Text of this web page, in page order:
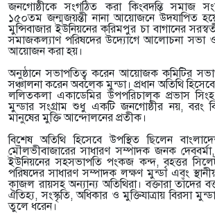
জনগোষ্ঠীকে সংগঠিত করা কিংবদন্তি সমাজ
১৫০তম জন্মজয়ন্তী নানা আয়োজনে উদযাপিত
মুন্সিবাজার ইউনিয়নের করিমপুর চা বাগানের
সমাজকল্যাণ পরিষদের উদ্যোগে আলোচনা সভা ও
আয়োজন করা হয়।
অনুষ্ঠানে সভাপতিত্ব করেন আয়োজক কমিটির
সঞ্চালনা করেন অবলেক মুন্ডা। প্রধান অতিথি
ললিতকলা একাডেমির উপপরিচালক প্রভাস
মুন্ডার সংগ্রাম শুধু একটি জনগোষ্ঠীর নয়, বরং
মানুষের মুক্তি আন্দোলনের প্রতীক।
বিশেষ অতিথি হিসেবে উপস্থিত ছিলেন
মৌলভীবাজারের সাধারণ সম্পাদক জনক
ইউনিয়নের সহসভাপতি পংকজ কন্দ, বৃহত্তর
পরিষদের সাধারণ সম্পাদক লক্ষণ মুন্ডা এবং
কাজল রায়সহ অন্যান্য অতিথিরা। বক্তারা তাঁদের
ঐতিহ্য, সংস্কৃতি, অধিকার ও মুক্তিযাত্রায় বিরসা
তুলে ধরেন।